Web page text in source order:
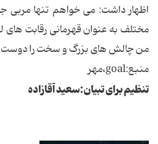
اظهار داشت: می خواهم تنها مربی
مختلف به عنوان قهرمانی رقابت های
من چالش های بزرگ و سخت را دوست
منبع:goal،مهر
تنظیم برای تبیان:سعید آقازاده